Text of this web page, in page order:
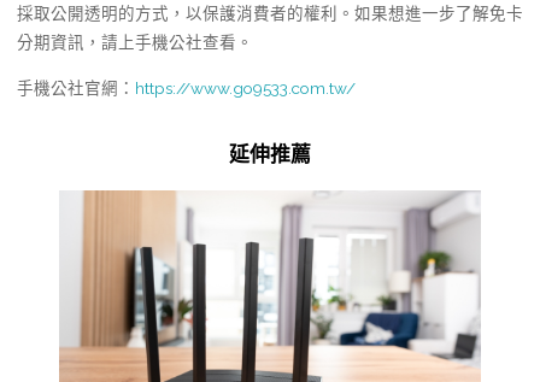
採取公開透明的方式，以保護消費者的權利。如果想進一步了解免卡
分期資訊，請上手機公社查看。
手機公社官網： https://www.go9533.com.tw/
延伸推薦